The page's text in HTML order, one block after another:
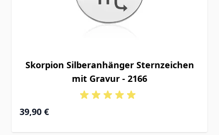
Skorpion Silberanhänger Sternzeichen
mit Gravur - 2166
39,90 €